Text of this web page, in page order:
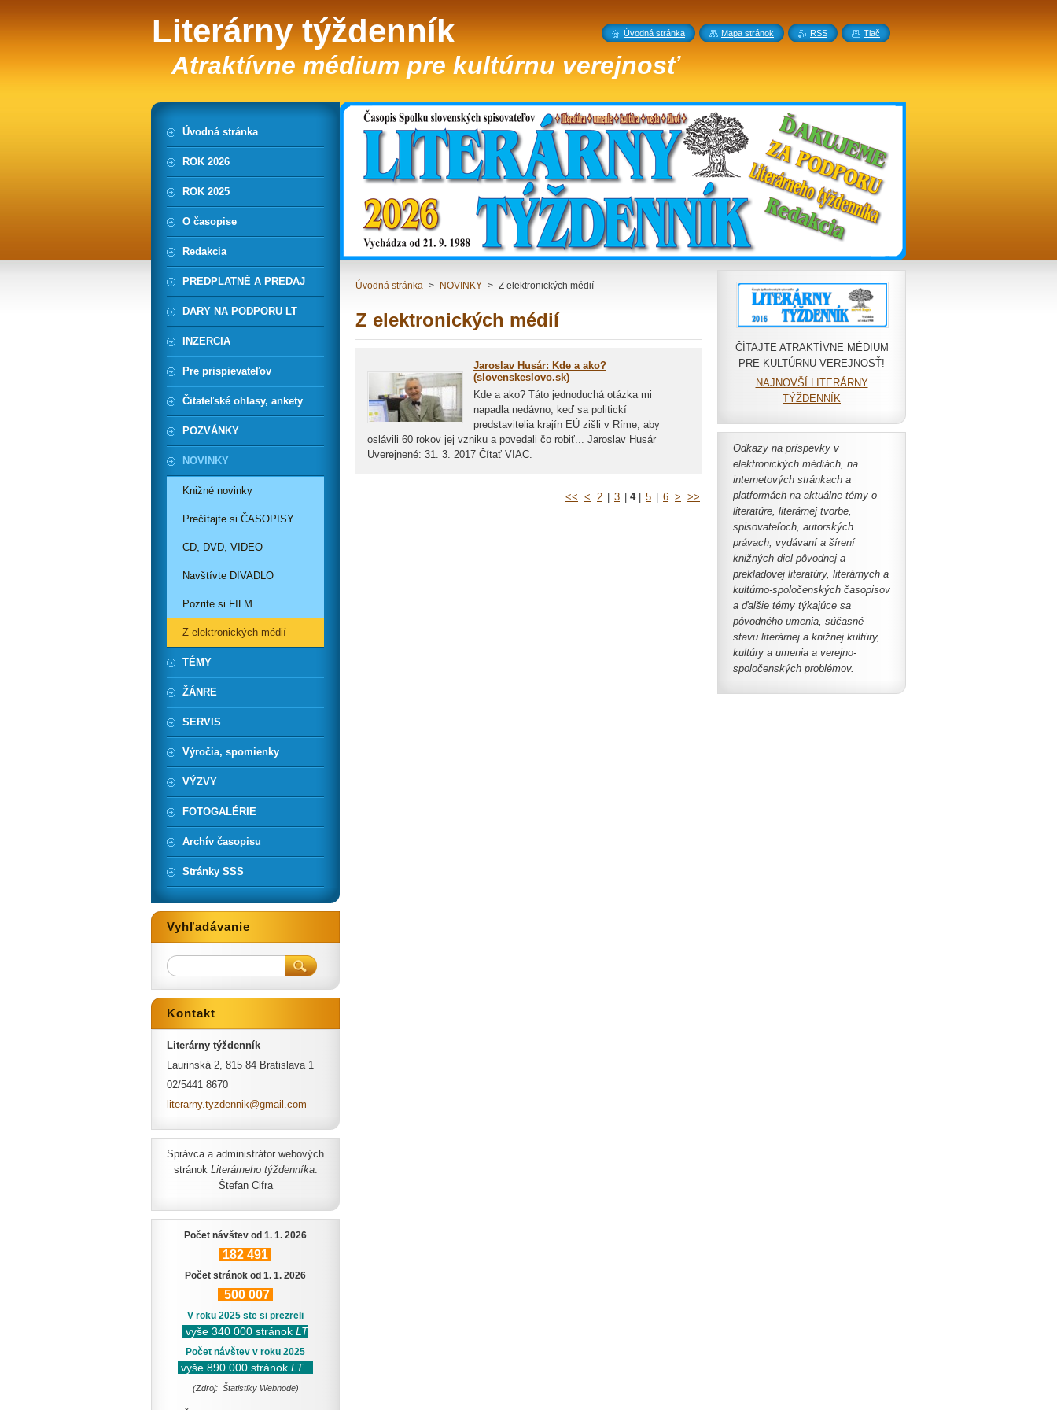
Literárny týždenník
Atraktívne médium pre kultúrnu verejnosť
Úvodná stránka > NOVINKY > Z elektronických médií
Z elektronických médií
Jaroslav Husár: Kde a ako?
(slovenskeslovo.sk)
Kde a ako? Táto jednoduchá otázka mi
napadla nedávno, keď sa politickí
predstavitelia krajín EÚ zišli v Ríme, aby
oslávili 60 rokov jej vzniku a povedali čo robiť... Jaroslav Husár
Uverejnené: 31. 3. 2017 Čítať VIAC.
<< < 2 3 4 5 6 > >>
ČÍTAJTE ATRAKTÍVNE MÉDIUM
PRE KULTÚRNU VEREJNOSŤ!
NAJNOVŠÍ LITERÁRNY
TÝŽDENNÍK
Odkazy na príspevky v
elektronických médiách, na
internetových stránkach a
platformách na aktuálne témy o
literatúre, literárnej tvorbe,
spisovateľoch, autorských
právach, vydávaní a šírení
knižných diel pôvodnej a
prekladovej literatúry, literárnych a
kultúrno-spoločenských časopisov
a ďalšie témy týkajúce sa
pôvodného umenia, súčasné
stavu literárnej a knižnej kultúry,
kultúry a umenia a verejno-
spoločenských problémov.
Úvodná stránka
ROK 2026
ROK 2025
O časopise
Redakcia
PREDPLATNÉ A PREDAJ
DARY NA PODPORU LT
INZERCIA
Pre prispievateľov
Čitateľské ohlasy, ankety
POZVÁNKY
NOVINKY
Knižné novinky
Prečítajte si ČASOPISY
CD, DVD, VIDEO
Navštívte DIVADLO
Pozrite si FILM
Z elektronických médií
TÉMY
ŽÁNRE
SERVIS
Výročia, spomienky
VÝZVY
FOTOGALÉRIE
Archív časopisu
Stránky SSS
Vyhľadávanie
Kontakt
Literárny týždenník
Laurinská 2, 815 84 Bratislava 1
02/5441 8670
literarny.tyzdennik@gmai l.com
Správca a administrátor webových
stránok Literárneho týždenníka:
Štefan Cifra
Počet návštev od 1. 1. 2026
182 491
Počet stránok od 1. 1. 2026
500 007
V roku 2025 ste si prezreli
vyše 340 000 stránok LT
Počet návštev v roku 2025
vyše 890 000 stránok LT
(Zdroj: Štatistiky Webnode)
Úvodná stránka Mapa stránok RSS Tlač